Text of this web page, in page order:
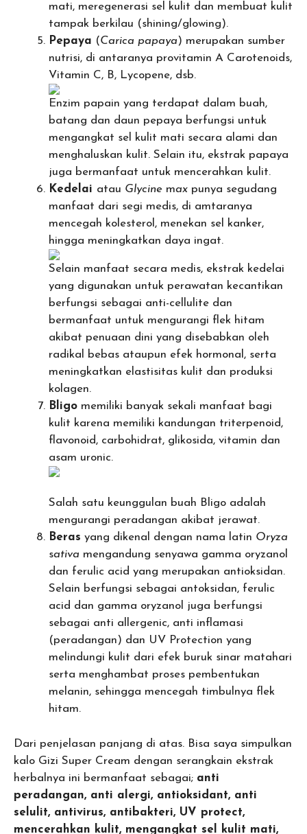
mati, meregenerasi sel kulit dan membuat kulit
tampak berkilau (shining/glowing).
Pepaya (Carica papaya) merupakan sumber
nutrisi, di antaranya provitamin A Carotenoids,
Vitamin C, B, Lycopene, dsb.
Enzim papain yang terdapat dalam buah,
batang dan daun pepaya berfungsi untuk
mengangkat sel kulit mati secara alami dan
menghaluskan kulit. Selain itu, ekstrak papaya
juga bermanfaat untuk mencerahkan kulit.
Kedelai atau Glycine max punya segudang
manfaat dari segi medis, di amtaranya
mencegah kolesterol, menekan sel kanker,
hingga meningkatkan daya ingat.
Selain manfaat secara medis, ekstrak kedelai
yang digunakan untuk perawatan kecantikan
berfungsi sebagai anti-cellulite dan
bermanfaat untuk mengurangi flek hitam
akibat penuaan dini yang disebabkan oleh
radikal bebas ataupun efek hormonal, serta
meningkatkan elastisitas kulit dan produksi
kolagen.
Bligo memiliki banyak sekali manfaat bagi
kulit karena memiliki kandungan triterpenoid,
flavonoid, carbohidrat, glikosida, vitamin dan
asam uronic.
Salah satu keunggulan buah Bligo adalah
mengurangi peradangan akibat jerawat.
Beras yang dikenal dengan nama latin Oryza
sativa mengandung senyawa gamma oryzanol
dan ferulic acid yang merupakan antioksidan.
Selain berfungsi sebagai antoksidan, ferulic
acid dan gamma oryzanol juga berfungsi
sebagai anti allergenic, anti inflamasi
(peradangan) dan UV Protection yang
melindungi kulit dari efek buruk sinar matahari
serta menghambat proses pembentukan
melanin, sehingga mencegah timbulnya flek
hitam.
Dari penjelasan panjang di atas. Bisa saya simpulkan
kalo Gizi Super Cream dengan serangkain ekstrak
herbalnya ini bermanfaat sebagai; anti
peradangan, anti alergi, antioksidant, anti
selulit, antivirus, antibakteri, UV protect,
mencerahkan kulit, mengangkat sel kulit mati,